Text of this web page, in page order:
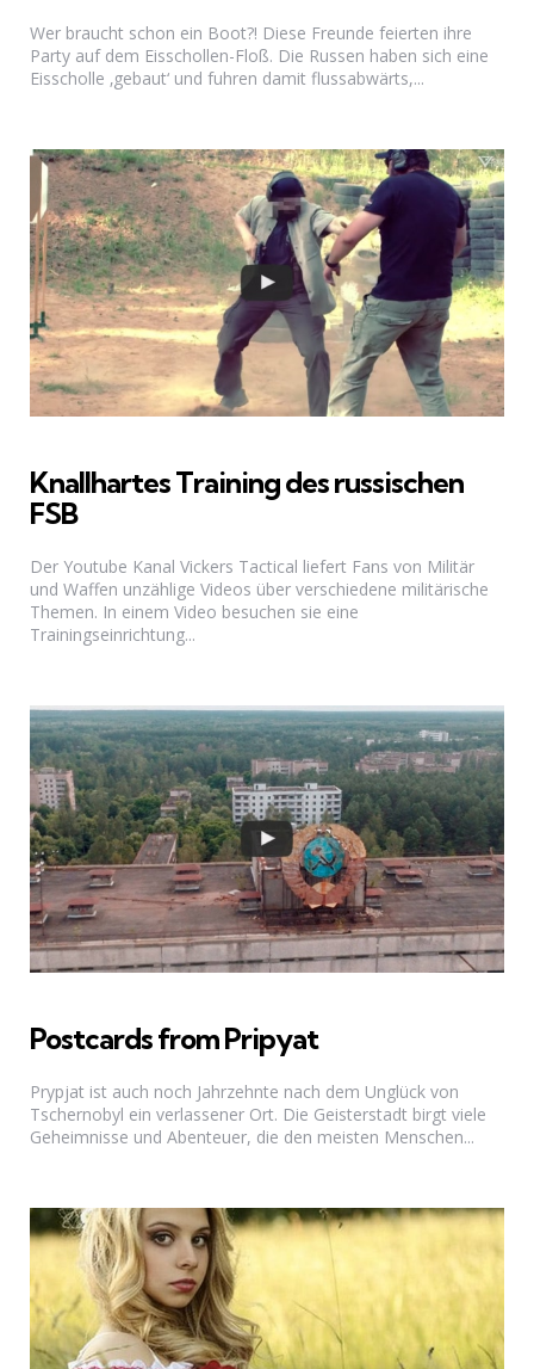
Wer braucht schon ein Boot?! Diese Freunde feierten ihre
Party auf dem Eisschollen-Floß. Die Russen haben sich eine
Eisscholle ‚gebaut‘ und fuhren damit flussabwärts,...
Knallhartes Training des russischen
FSB
Der Youtube Kanal Vickers Tactical liefert Fans von Militär
und Waffen unzählige Videos über verschiedene militärische
Themen. In einem Video besuchen sie eine
Trainingseinrichtung...
Postcards from Pripyat
Prypjat ist auch noch Jahrzehnte nach dem Unglück von
Tschernobyl ein verlassener Ort. Die Geisterstadt birgt viele
Geheimnisse und Abenteuer, die den meisten Menschen...